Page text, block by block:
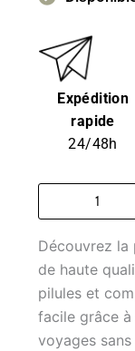
Expédition
rapide
24/48h
quantité
-
Miel
Nuit
Découvrez
de haute
pilules et
facile grâce
voyages